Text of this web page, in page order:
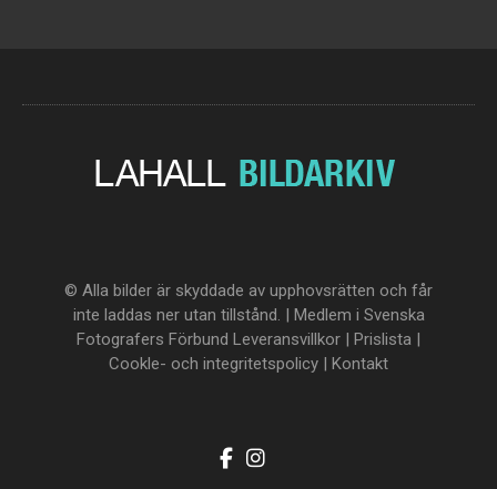
© Alla bilder är skyddade av upphovsrätten och får
inte laddas ner utan tillstånd. | Medlem i Svenska
Fotografers Förbund Leveransvillkor | Prislista |
Cookle- och integritetspolicy | Kontakt